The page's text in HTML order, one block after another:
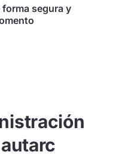
segura y